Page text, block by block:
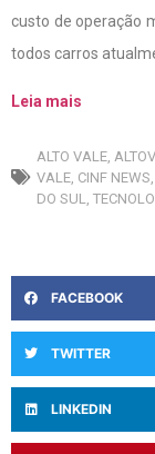
custo de operação
todos carros
Leia mais
ALTO VALE
VALE CINF NEWS
DO SUL
FACEBOOK
TWITTER
LINKEDIN